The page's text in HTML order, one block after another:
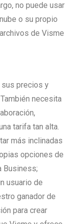
no puede usar
o su propio
de Visme
sus precios y
necesita
tarifa tan alta.
más inclinadas
opciones de
Business;
usuario de
ganador de
para crear